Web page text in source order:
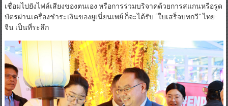
เชื่อมไปยังไฟล์เสียงของตนเอง หรือการร่วมบริจาคด้วยการสแกนหรือรูด
บัตรผ่านเครื่องชำระเงินของยูเนี่ยนเพย์ ก็จะได้รับ “ใบเสร็จบทกวี” ไทย-
จีน เป็นที่ระลึก